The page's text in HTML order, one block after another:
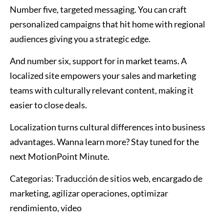
Number five, targeted messaging. You can craft
personalized campaigns that hit home with regional
audiences giving you a strategic edge.
And number six, support for in market teams. A
localized site empowers your sales and marketing
teams with culturally relevant content, making it
easier to close deals.
Localization turns cultural differences into business
advantages. Wanna learn more? Stay tuned for the
next MotionPoint Minute.
Categorias:Traducción de sitios web, encargado de
marketing, agilizar operaciones, optimizar
rendimiento, video